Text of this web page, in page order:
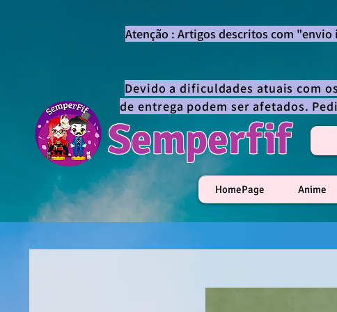
Semperfif
Atenção : Artigos descritos com
Devido a dificuldades atuais com
de entrega podem ser afetados.
HomePage Anime